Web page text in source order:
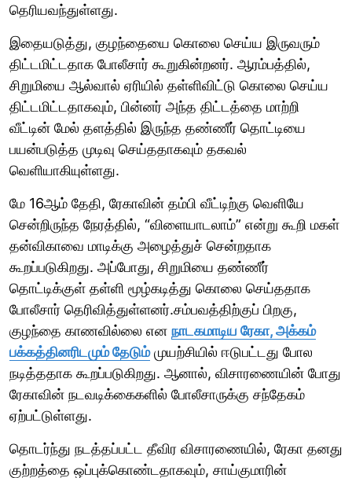
தெரியவந்துள்ளது.
இதையடுத்து, குழந்தையை கொலை செய்ய இருவரும்
திட்டமிட்டதாக போலீசார் கூறுகின்றனர். ஆரம்பத்தில்,
சிறுமியை ஆல்வால் ஏரியில் தள்ளிவிட்டு கொலை செய்ய
திட்டமிட்டதாகவும், பின்னர் அந்த திட்டத்தை மாற்றி
வீட்டின் மேல் தளத்தில் இருந்த தண்ணீர் தொட்டியை
பயன்படுத்த முடிவு செய்ததாகவும் தகவல்
வெளியாகியுள்ளது.
மே 16ஆம் தேதி, ரேகாவின் தம்பி வீட்டிற்கு வெளியே
சென்றிருந்த நேரத்தில், “விளையாடலாம்” என்று கூறி மகள்
தன்விகாவை மாடிக்கு அழைத்துச் சென்றதாக
கூறப்படுகிறது. அப்போது, சிறுமியை தண்ணீர்
தொட்டிக்குள் தள்ளி மூழ்கடித்து கொலை செய்ததாக
போலீசார் தெரிவித்துள்ளனர்.சம்பவத்திற்குப் பிறகு,
குழந்தை காணவில்லை என நாடகமாடிய ரேகா, அக்கம்
பக்கத்தினரிடமும் தேடும்முயற்சியில் ஈடுபட்டது போல
நடித்ததாக கூறப்படுகிறது. ஆனால், விசாரணையின் போது
ரேகாவின் நடவடிக்கைகளில் போலீசாருக்கு சந்தேகம்
ஏற்பட்டுள்ளது.
தொடர்ந்து நடத்தப்பட்ட தீவிர விசாரணையில், ரேகா தனது
குற்றத்தை ஒப்புக்கொண்டதாகவும், சாய்குமாரின்